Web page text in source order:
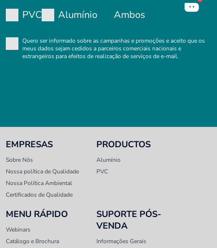
PVC Alumínio Ambos
Quero ser informado sobre as campanhas e promoções e aceito que os
meus dados sejam cedidos a parceiros comerciais nacionais e
estrangeiros para efeitos de realização de serviços de e-mail.
EMPRESAS
Sobre Nós
Nossa política de Qualidade
Nossa Política Ambiental
Certificados de Qualidade
PRODUCTOS
Alumínio
PVC
MENU RÁPIDO
Webinars
Catálogo e Brochura
SUPORTE PÓS-
VENDA
Informações Gerais